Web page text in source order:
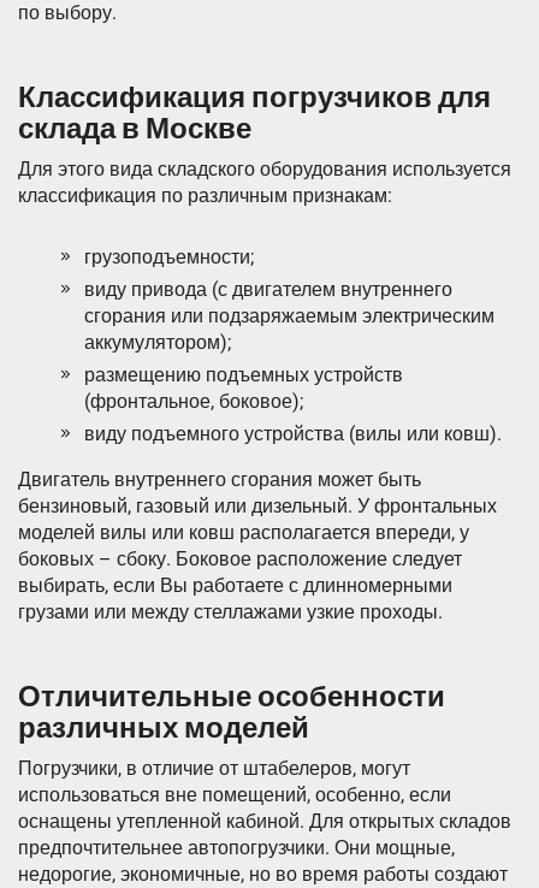
по выбору.
Классификация погрузчиков для
склада в Москве
Для этого вида складского оборудования используется
классификация по различным признакам:
грузоподъемности;
виду привода (с двигателем внутреннего
сгорания или подзаряжаемым электрическим
аккумулятором);
размещению подъемных устройств
(фронтальное, боковое);
виду подъемного устройства (вилы или ковш).
Двигатель внутреннего сгорания может быть
бензиновый, газовый или дизельный. У фронтальных
моделей вилы или ковш располагается впереди, у
боковых – сбоку. Боковое расположение следует
выбирать, если Вы работаете с длинномерными
грузами или между стеллажами узкие проходы.
Отличительные особенности
различных моделей
Погрузчики, в отличие от штабелеров, могут
использоваться вне помещений, особенно, если
оснащены утепленной кабиной. Для открытых складов
предпочтительнее автопогрузчики. Они мощные,
недорогие, экономичные, но во время работы создают